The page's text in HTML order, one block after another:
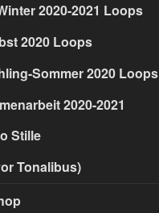
2020-2021 Loops
2020 Loops
Sommer 2020 Loops
2020-2021
Stille
Tonalibus)